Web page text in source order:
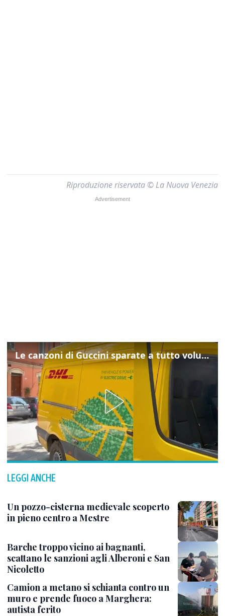
Riproduzione riservata © La Nuova Venezia
Le canzoni di Guccini sparate a tutto volume nella strada dove abitava
LEGGI ANCHE
Un pozzo-cisterna medievale scoperto
in pieno centro a Mestre
Barche troppo vicino ai bagnanti,
scattano le sanzioni agli Alberoni e San
Nicoletto
Camion a metano si schianta contro un
muro e prende fuoco a Marghera:
autista ferito